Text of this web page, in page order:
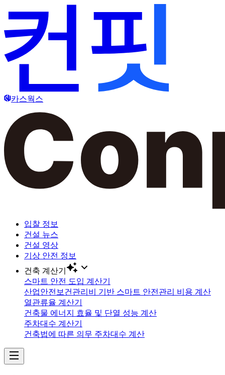
카스웍스
입찰 정보
건설 뉴스
건설 영상
기상 안전 정보
건축 계산기
스마트 안전 도입 계산기
산업안전보건관리비 기반 스마트 안전관리 비용 계산
열관류율 계산기
건축물 에너지 효율 및 단열 성능 계산
주차대수 계산기
건축법에 따른 의무 주차대수 계산